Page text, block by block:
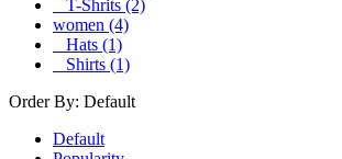
T-Shrits (2)
women (4)
Hats (1)
Shirts (1)
Order By: Default
Default